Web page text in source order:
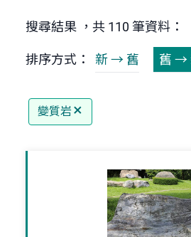
搜尋結果 ，共 110 筆資料：
排序方式： 新 → 舊 舊 →
變質岩